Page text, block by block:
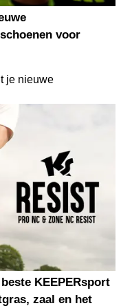
voor
je nieuwe
en voor de
Copa en F50
veld? Geen zorgen!
mix van innovatie,
kunt domineren.
hoe adidas jouw
KEEPERsport
zaal en het